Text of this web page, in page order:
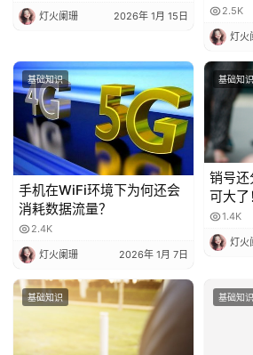
灯火阑珊 2026年 1月 15日 2.5K
灯火
基础知识
手机在WiFi环境下为何还会
消耗数据流量？
2.4K
灯火阑珊 2026年 1月 7日
基础知识
销号还
可大了
1.4K
灯火
基础知识 基础知识